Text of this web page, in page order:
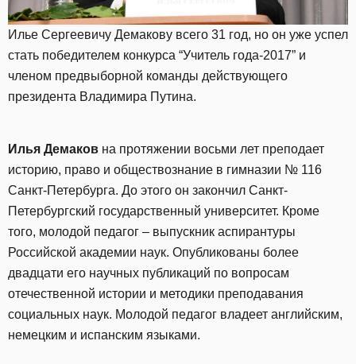
Илье Сергеевичу Демакову всего 31 год, но он уже успел
стать победителем конкурса “Учитель года-2017” и
членом предвыборной команды действующего
президента Владимира Путина.
Илья Демаков на протяжении восьми лет преподает
историю, право и обществознание в гимназии № 116
Санкт-Петербурга. До этого он закончил Санкт-
Петербургский государственный университет. Кроме
того, молодой педагог – выпускник аспирантуры
Российской академии наук. Опубликованы более
двадцати его научных публикаций по вопросам
отечественной истории и методики преподавания
социальных наук. Молодой педагог владеет английским,
немецким и испанским языками.